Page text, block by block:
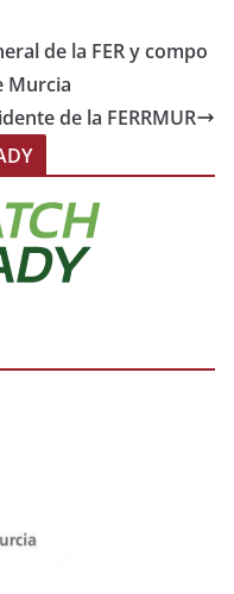
de la FER y compo
Murcia
de la FERRMUR